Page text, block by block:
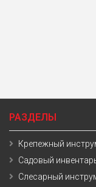
РАЗДЕЛЫ
Крепежный
Садовый
Слесарный